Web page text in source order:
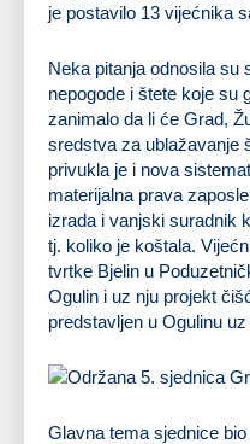
je postavilo 13 vijećnika
Neka pitanja odnosila su
nepogode i štete koje su
zanimalo da li će Grad,
sredstva za ublažavanje
privukla je i nova
materijalna prava
izrada i vanjski suradnik
tj. koliko je koštala.
tvrtke Bjelin u
Ogulin i uz nju projekt
predstavljen u Ogulinu
Glavna tema sjednice